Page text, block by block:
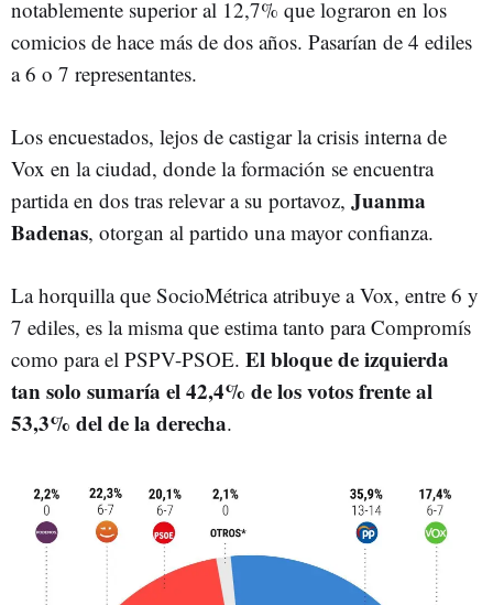
notablemente superior al 12,7% que lograron en los
comicios de hace más de dos años. Pasarían de 4 ediles
a 6 o 7 representantes.
Los encuestados, lejos de castigar la crisis interna de
Vox en la ciudad, donde la formación se encuentra
partida en dos tras relevar a su portavoz, Juanma
Badenas, otorgan al partido una mayor confianza.
La horquilla que SocioMétrica atribuye a Vox, entre 6 y
7 ediles, es la misma que estima tanto para Compromís
como para el PSPV-PSOE. El bloque de izquierda
tan solo sumaría el 42,4% de los votos frente al
53,3% del de la derecha.